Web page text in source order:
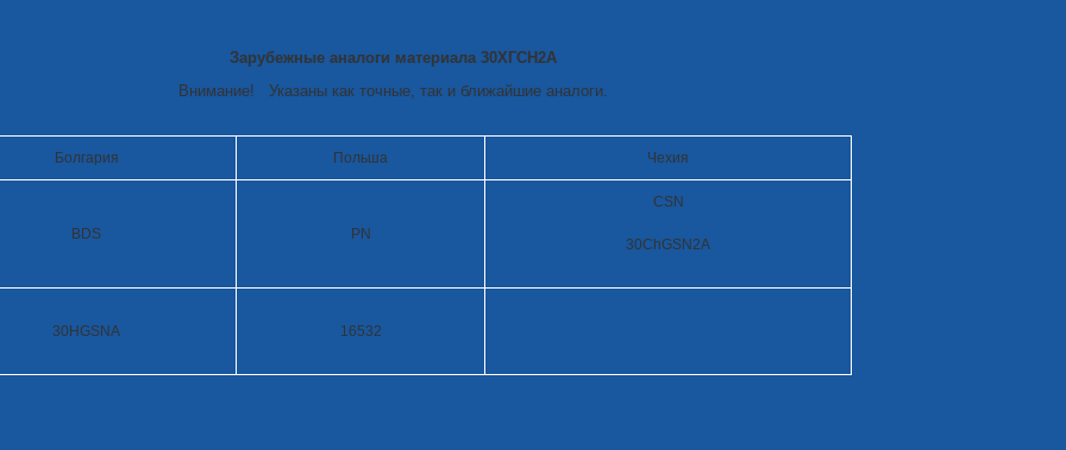
Зарубежные аналоги материала 30ХГСН2А
Внимание! Указаны как точные, так и ближайшие аналоги.
Болгария Польша Чехия
BDS PN
CSN
30ChGSN2A
30HGSNA 16532